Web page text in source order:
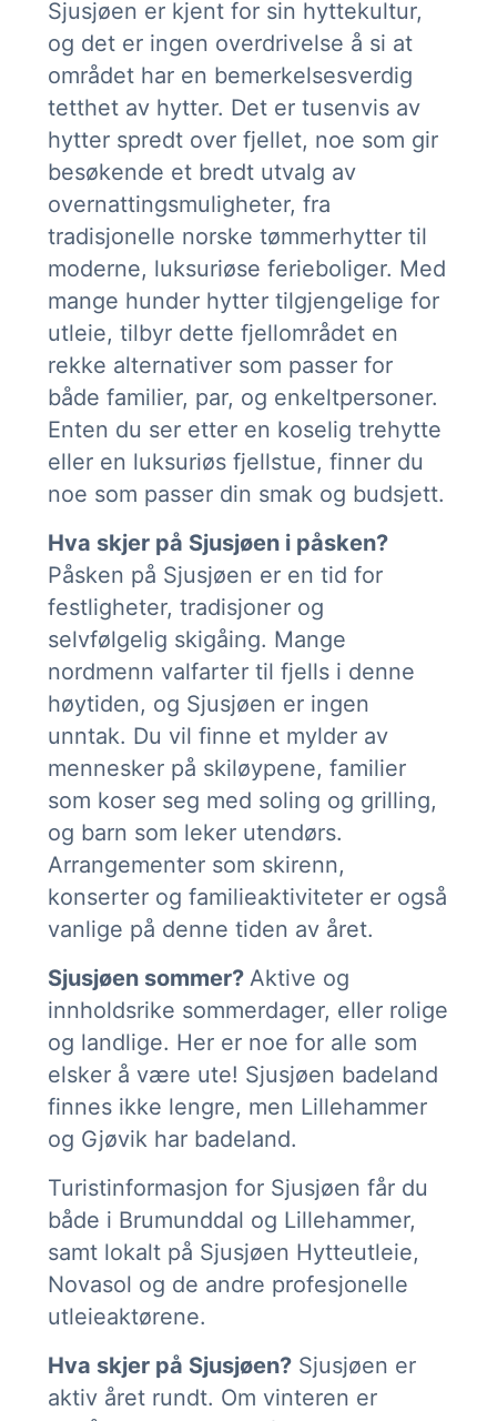
Sjusjøen er kjent for sin hyttekultur,
og det er ingen overdrivelse å si at
området har en bemerkelsesverdig
tetthet av hytter. Det er tusenvis av
hytter spredt over fjellet, noe som gir
besøkende et bredt utvalg av
overnattingsmuligheter, fra
tradisjonelle norske tømmerhytter til
moderne, luksuriøse ferieboliger. Med
mange hunder hytter tilgjengelige for
utleie, tilbyr dette fjellområdet en
rekke alternativer som passer for
både familier, par, og enkeltpersoner.
Enten du ser etter en koselig trehytte
eller en luksuriøs fjellstue, finner du
noe som passer din smak og budsjett.
Hva skjer på Sjusjøen i påsken?
Påsken på Sjusjøen er en tid for
festligheter, tradisjoner og
selvfølgelig skigåing. Mange
nordmenn valfarter til fjells i denne
høytiden, og Sjusjøen er ingen
unntak. Du vil finne et mylder av
mennesker på skiløypene, familier
som koser seg med soling og grilling,
og barn som leker utendørs.
Arrangementer som skirenn,
konserter og familieaktiviteter er også
vanlige på denne tiden av året.
Sjusjøen sommer? Aktive og
innholdsrike sommerdager, eller rolige
og landlige. Her er noe for alle som
elsker å være ute! Sjusjøen badeland
finnes ikke lengre, men Lillehammer
og Gjøvik har badeland.
Turistinformasjon for Sjusjøen får du
både i Brumunddal og Lillehammer,
samt lokalt på Sjusjøen Hytteutleie,
Novasol og de andre profesjonelle
utleieaktørene.
Hva skjer på Sjusjøen? Sjusjøen er
aktiv året rundt. Om vinteren er